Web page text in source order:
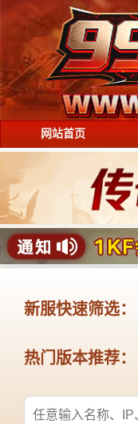
网站首页